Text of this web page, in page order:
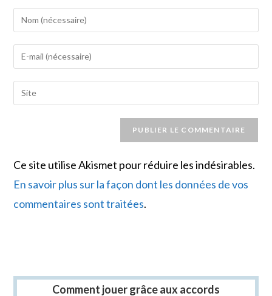
Enter
your
name
to
comment
Enter
your
email
address
Saisir
l’URL
(facultatif)
Ce site utilise Akismet pour réduire les indésirables.
En savoir plus sur la façon dont les données de vos
commentaires sont traitées.
Comment jouer grâce aux accords